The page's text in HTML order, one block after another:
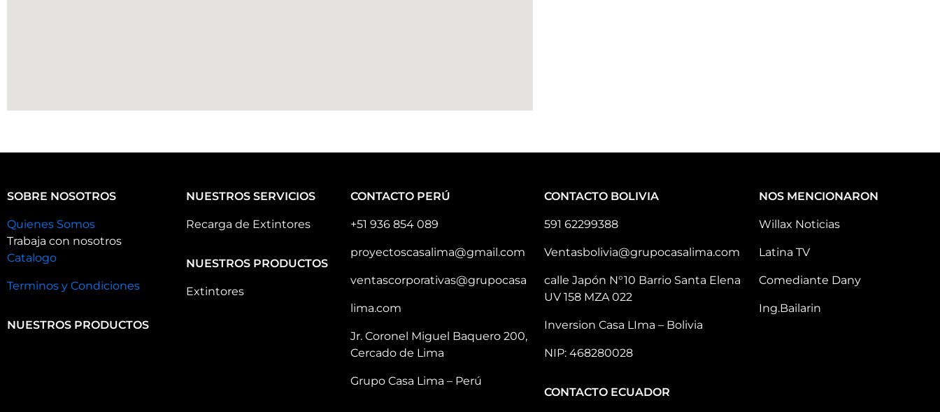
SOBRE NOSOTROS
Quienes Somos
Trabaja con nosotros
Catalogo
Terminos y Condiciones
NUESTROS PRODUCTOS
NUESTROS SERVICIOS
Recarga de Extintores
NUESTROS PRODUCTOS
Extintores
CONTACTO PERÚ
+51 936 854 089
proyectoscasalima@gmail.com
ventascorporativas@grupocasa
lima.com
Jr. Coronel Miguel Baquero 200,
Cercado de Lima
Grupo Casa Lima – Perú
CONTACTO BOLIVIA
591 62299388
Ventasbolivia@grupocasalima.com
calle Japón N°10 Barrio Santa Elena
UV 158 MZA 022
Inversion Casa LIma – Bolivia
NIP: 468280028
CONTACTO ECUADOR
NOS MENCIONARON
Willax Noticias
Latina TV
Comediante Dany
Ing.Bailarin